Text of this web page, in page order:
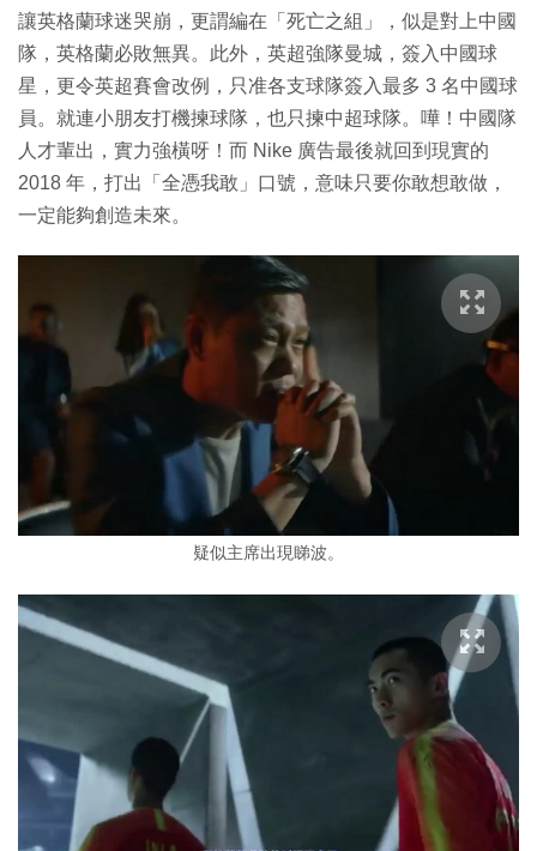
讓英格蘭球迷哭崩，更謂編在「死亡之組」，似是對上中國
隊，英格蘭必敗無異。此外，英超強隊曼城，簽入中國球
星，更令英超賽會改例，只准各支球隊簽入最多 3 名中國球
員。就連小朋友打機揀球隊，也只揀中超球隊。嘩！中國隊
人才輩出，實力強橫呀！而 Nike 廣告最後就回到現實的
2018 年，打出「全憑我敢」口號，意味只要你敢想敢做，
一定能夠創造未來。
疑似主席出現睇波。